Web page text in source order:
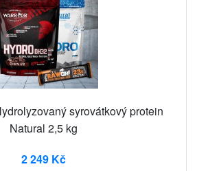
syrovátkový protein
Natural 2,5 kg
2 249 Kč